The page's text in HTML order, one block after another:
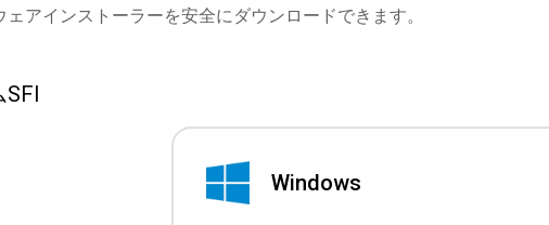
アインストーラーを安全にダウンロードできます。
Windows